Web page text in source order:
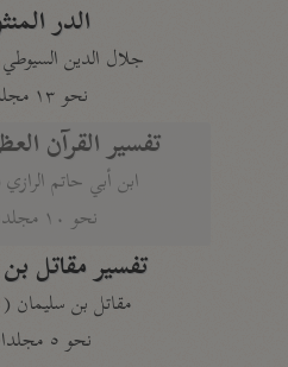
الدر
جلال الدين السيوطي (٩١١
نحو ١٣ مجلدًا
تفسير القرآن
ابن أبي حاتم الرازي (٣٢٧
نحو ١٠ مجلدات
تفسير مقاتل
مقاتل بن سليمان (١٥٠ هـ)
نحو ٥ مجلدات